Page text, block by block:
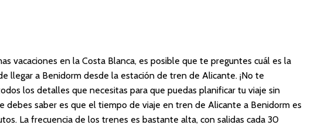
vacaciones en la Costa Blanca, es posible que te preguntes cuál es la
llegar a Benidorm desde la estación de tren de Alicante. ¡No te
los detalles que necesitas para que puedas planificar tu viaje sin
debes saber es que el tiempo de viaje en tren de Alicante a Benidorm es
La frecuencia de los trenes es bastante alta, con salidas cada 30